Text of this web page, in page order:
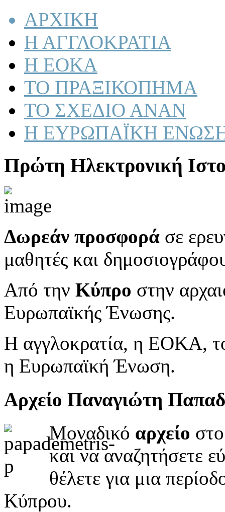
ΑΡΧΙΚΗ
Η ΑΓΓΛΟΚΡΑΤΙΑ
Η ΕΟΚΑ
ΤΟ ΠΡΑΞΙΚΟΠΗΜΑ
ΤΟ ΣΧΕΔΙΟ ΑΝΑΝ
Η ΕΥΡΩΠΑΪΚΗ
Πρώτη Ηλεκτρονική
Δωρεάν προσφορά σε
μαθητές και
Από την Κύπρο στην
Ευρωπαϊκής Ένωσης.
Η αγγλοκρατία, η ΕΟΚΑ,
η Ευρωπαϊκή Ένωση.
Αρχείο Παναγιώτη
Μοναδικό αρχείο
και να αναζητήσετε
θέλετε για μια
Κύπρου.